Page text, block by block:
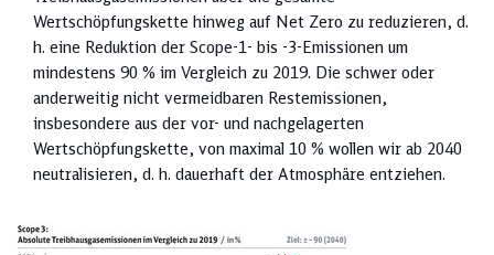
Wertschöpfungskette hinweg auf Net Zero zu reduzieren, d.
h. eine Reduktion der Scope-1- bis -3-Emissionen um
mindestens 90 % im Vergleich zu 2019. Die schwer oder
anderweitig nicht vermeidbaren Restemissionen,
insbesondere aus der vor- und nachgelagerten
Wertschöpfungskette, von maximal 10 % wollen wir ab 2040
neutralisieren, d. h. dauerhaft der Atmosphäre entziehen.